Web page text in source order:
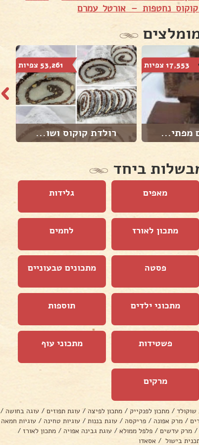
קוקוס נחטפות – אורטל עמרם
17,553 צפיות
מפתי...
53,261 צפיות
רולדת קוקוס ושו...
ביחד
מאפים גלידות
מתכון לאורז לחמים
פסטה מתכונים טבעוניים
מתכוני ילדים תוספות
פשטידות מתכוני עוף
מרקים
שוקולד / מתכון לפנקייק / מתכון לפיצה / עוגת תפוזים / עוגה בחושה /
/ מרק אפונה / פריקסה / עוגת בננות / עוגיות טחינה / עוגיות חמאה
/ מרק עדשים / פלפל ממולא / עוגת גבינה אפויה / מתכון לאורז /
בישול / אסאדו